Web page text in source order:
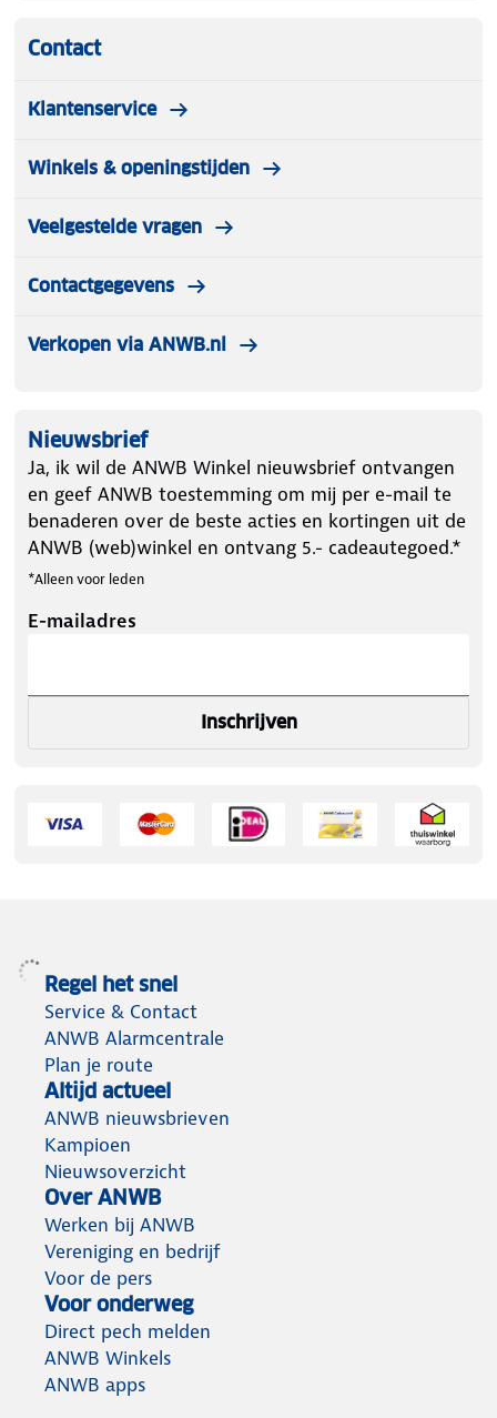
Contact
Klantenservice
Winkels & openingstijden
Veelgestelde vragen
Contactgegevens
Verkopen via ANWB.nl
Nieuwsbrief
Ja, ik wil de ANWB Winkel nieuwsbrief ontvangen
en geef ANWB toestemming om mij per e-mail te
benaderen over de beste acties en kortingen uit de
ANWB (web)winkel en ontvang 5.- cadeautegoed.*
*Alleen voor leden
E-mailadres
Inschrijven
Regel het snel
Service & Contact
ANWB Alarmcentrale
Plan je route
Altijd actueel
ANWB nieuwsbrieven
Kampioen
Nieuwsoverzicht
Over ANWB
Werken bij ANWB
Vereniging en bedrijf
Voor de pers
Voor onderweg
Direct pech melden
ANWB Winkels
ANWB apps